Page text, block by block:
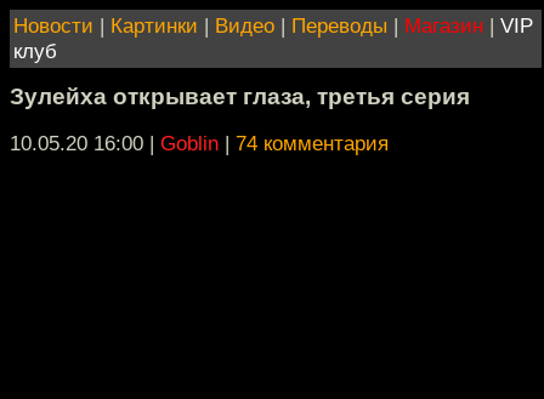
Новости | Картинки | Видео | Переводы | Магазин | VIP
клуб
Зулейха открывает глаза, третья серия
10.05.20 16:00 | Goblin | 74 комментария